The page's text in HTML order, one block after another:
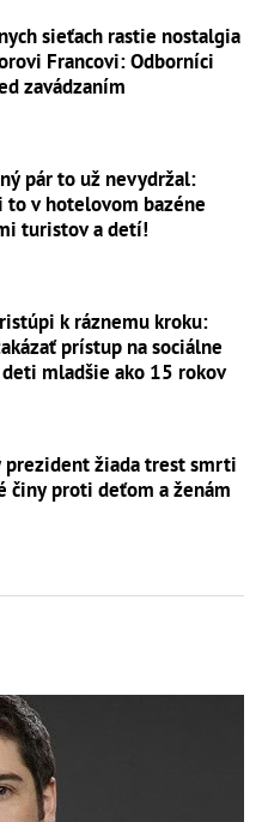
sieťach rastie nostalgia
Francovi: Odborníci
zavádzaním
pár to už nevydržal:
to v hotelovom bazéne
turistov a detí!
k ráznemu kroku:
prístup na sociálne
mladšie ako 15 rokov
prezident žiada trest smrti
činy proti deťom a ženám